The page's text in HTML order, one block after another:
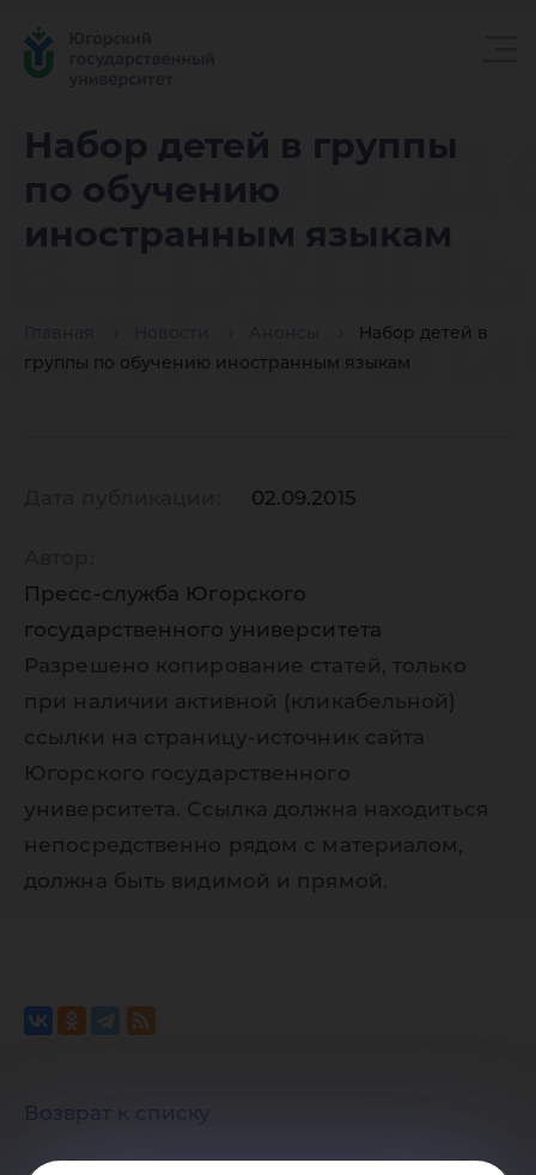
Набор детей в группы
по обучению
иностранным языкам
Набор детей в
группы по обучению иностранным языкам
Набор
в
языкам
02.09.2015
Пресс-служба Югорского
государственного университета
Разрешено копирование статей, только
при наличии активной (кликабельной)
ссылки на страницу-источник сайта
Югорского государственного
университета. Ссылка должна находиться
непосредственно рядом с материалом,
должна быть видимой и прямой.
Возврат к списку